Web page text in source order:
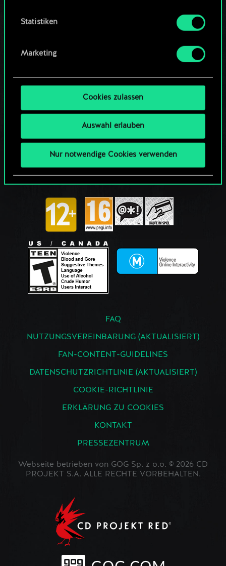
um das Thema Cookies ändern kannst.
Statistiken
Marketing
Cookies zulassen
Auswahl erlauben
Nur notwendige Cookies verwenden
FAQ
NUTZUNGSVEREINBARUNG (AKTUALISIERT)
FAN-CONTENT-GUIDELINES
DATENSCHUTZRICHTLINIE (AKTUALISIERT)
COOKIE-RICHTLINIE
ERKLÄRUNG ZU COOKIES
KONTAKT
PRESSEZENTRUM
Webseite betrieben von GOG Sp. z o.o. © 2026 CD
PROJEKT S.A. ALLE RECHTE VORBEHALTEN.